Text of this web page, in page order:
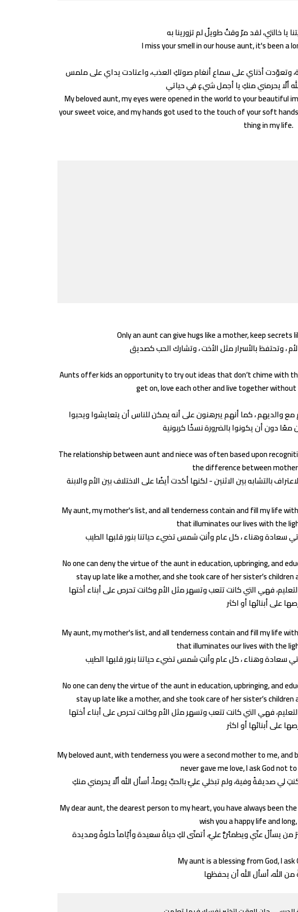
I miss your smell in our house aunt, it's been a
وتعوّدت أذناي على سماع أنغام صوتكِ العذب، واعتادت يداي على ملمس
My beloved aunt, my eyes were opened in the world to your beautiful
your sweet voice, and my hands got used to the touch of your soft
thing in my life.
Only an aunt can give hugs like a mother, keep secrets
Aunts offer kids an opportunity to try out ideas that don’t chime with
get on, love each other and live together without
مع والديهم ، كما أنهم يبرهنون على أنه يمكن للناس أن يتعايشوا ويحبوا
The relationship between aunt and niece was often based upon
the difference between
My aunt, my mother's list, and all tenderness contain and fill my life
that illuminates our lives with the
No one can deny the virtue of the aunt in education, upbringing, and
stay up late like a mother, and she took care of her sister’s
فهي التي كانت تتعب وتسهر مثل الأم وكانت تحرص على أبناء أختها
My aunt, my mother's list, and all tenderness contain and fill my life
that illuminates our lives with the
No one can deny the virtue of the aunt in education, upbringing, and
stay up late like a mother, and she took care of her sister’s
فهي التي كانت تتعب وتسهر مثل الأم وكانت تحرص على أبناء أختها
My beloved aunt, with tenderness you were a second mother to me,
never gave me love, I ask God not
كنتِ لي صديقةً وفية، ولم تبخلي عليّ بالحبِّ يوماً، أسأل الله ألّا يحرمني منكِ
My dear aunt, the dearest person to my heart, you have always been
wish you a happy life and
My aunt is a blessing from God, I